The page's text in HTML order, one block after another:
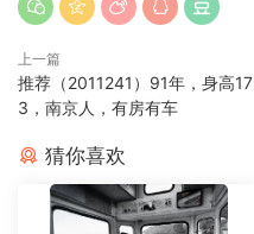
上一篇
推荐（2011241）91年，身高17
3，南京人，有房有车
猜你喜欢